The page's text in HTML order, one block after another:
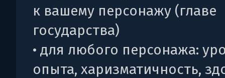
к вашему персонажу (главе
государства)
• для любого персонажа:
опыта, харизматичность,